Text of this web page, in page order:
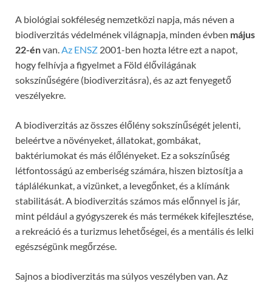
A biológiai sokféleség nemzetközi napja, más néven a
biodiverzitás védelmének világnapja, minden évben május
22-énvan. Az ENSZ 2001-ben hozta létre ezt a napot,
hogy felhívja a figyelmet a Föld élővilágának
sokszínűségére (biodiverzitásra), és az azt fenyegető
veszélyekre.
A biodiverzitás az összes élőlény sokszínűségét jelenti,
beleértve a növényeket, állatokat, gombákat,
baktériumokat és más élőlényeket. Ez a sokszínűség
létfontosságú az emberiség számára, hiszen biztosítja a
táplálékunkat, a vizünket, a levegőnket, és a klímánk
stabilitását. A biodiverzitás számos más előnnyel is jár,
mint például a gyógyszerek és más termékek kifejlesztése,
a rekreáció és a turizmus lehetőségei, és a mentális és lelki
egészségünk megőrzése.
Sajnos a biodiverzitás ma súlyos veszélyben van. Az